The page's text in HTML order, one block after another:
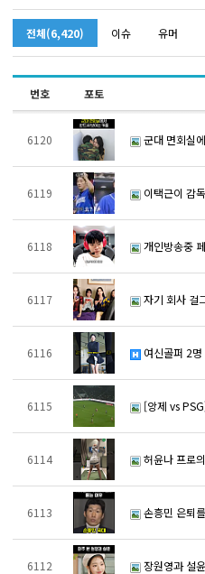
전체(6,420) 이슈 유머
번호 포토
6120 군대 면회실
6119 이택근이 감
6118 개인방송중
6117 자기 회사 걸
6116 여신골퍼 2
6115 [앙제 vs
6114 허윤나 프로
6113 손흥민 은퇴
6112 장원영과 설